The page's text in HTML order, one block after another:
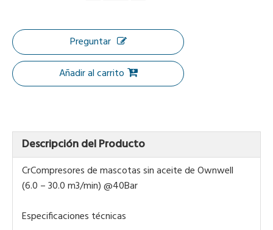
Preguntar
Añadir al carrito
Descripción del Producto
CrCompresores de mascotas sin aceite de Ownwell
(6.0 –30.0m3/min)@40Bar
Especificaciones técnicas